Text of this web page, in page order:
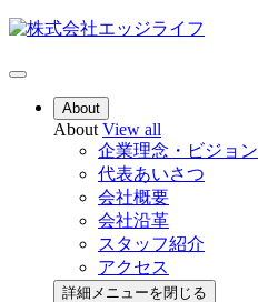
About
About View all
企業理念・ビジョン
代表あいさつ
会社概要
会社沿革
スタッフ紹介
アクセス
詳細メニューを閉じる